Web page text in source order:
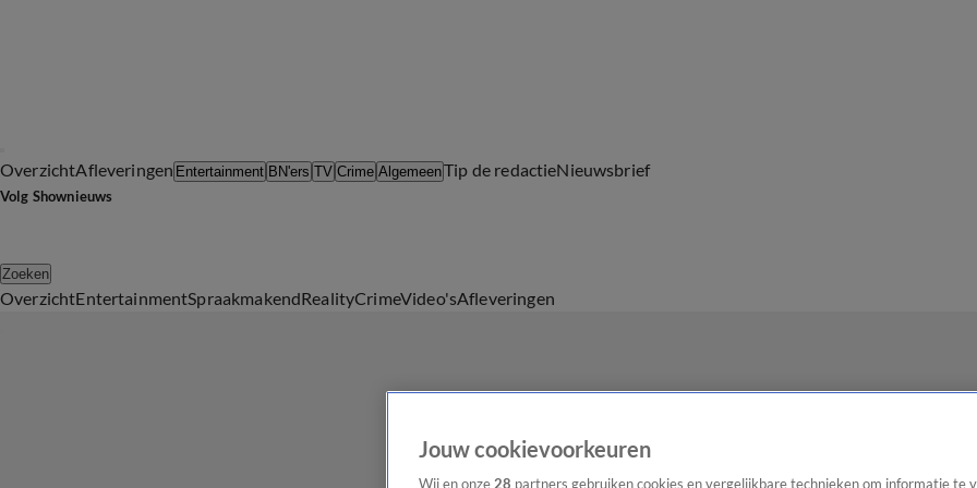
OverzichtAfleveringen Entertainment BN'ers TV Crime AlgemeenTip de redactieNieuwsbrief
Volg Shownieuws
Zoeken
OverzichtEntertainmentSpraakmakendRealityCrimeVideo'sAfleveringen
Jouw cookievoorkeuren
Wij en onze 28 partners gebruiken cookies en vergelijkbare technieken om informatie te